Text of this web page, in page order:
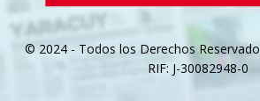
© 2024 - Todos los Derechos
RIF: J-30082948-0